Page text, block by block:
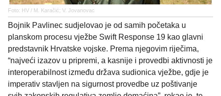
Foto: HV / M. Karačić; V. Jovanovac
Bojnik Pavlinec sudjelovao je od samih početaka u
planskom procesu vježbe Swift Response 19 kao glavni
predstavnik Hrvatske vojske. Prema njegovim riječima,
“najveći izazov u pripremi, a kasnije i provedbi aktivnosti je
interoperabilnost između država sudionica vježbe, gdje je
imperativ stavljen na sigurnost provedbe uz poštivanje